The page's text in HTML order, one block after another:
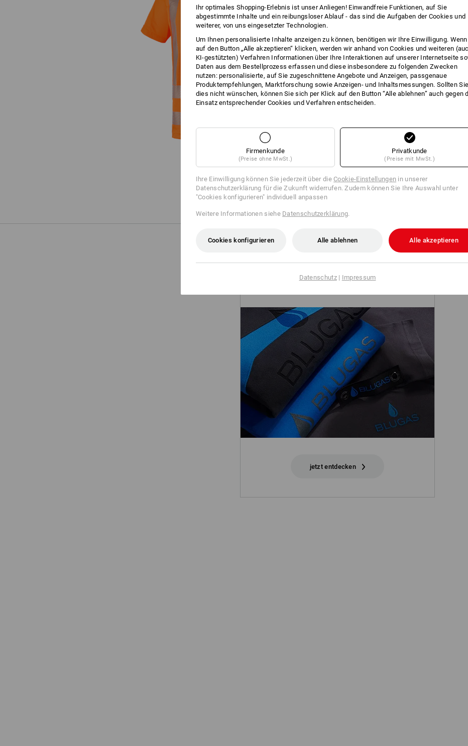
Oberstoff 100% Polyester (ca. 150 g/m²)
Pflegehinweise:
Nicht im Trockner trocknen
Nicht trockenreinigen
Klicken Sie auf den Button "Datenblatt" für
Datenblatt
Personalisierung:
LOGOSERVICE
jetzt entdecken
Ihr optimales Shopping-Erlebnis ist unser Anliegen! Einwandfreie Funktionen, auf Sie
abgestimmte Inhalte und ein reibungsloser Ablauf - das sind die Aufgaben der Cookies und
weiterer, von uns eingesetzter Technologien.
Um Ihnen personalisierte Inhalte anzeigen zu können, benötigen wir Ihre Einwilligung.
auf den Button „Alle akzeptieren“ klicken, werden wir anhand von Cookies und weiteren
KI-gestützten) Verfahren Informationen über Ihre Interaktionen auf unserer Internetseite
Daten aus dem Bestellprozess erfassen und diese insbesondere zu folgenden Zwecken
nutzen: personalisierte, auf Sie zugeschnittene Angebote und Anzeigen, passgenaue
Produktempfehlungen, Marktforschung sowie Anzeigen- und Inhaltsmessungen. Sollten Sie
dies nicht wünschen, können Sie sich per Klick auf den Button “Alle ablehnen” auch gegen
Einsatz entsprechender Cookies und Verfahren entscheiden.
Firmenkunde
(Preise ohne MwSt.)
Privatkunde
(Preise mit MwSt.)
Ihre Einwilligung können Sie jederzeit über dieCookie-Einstellungen in unserer
Datenschutzerklärung für die Zukunft widerrufen. Zudem können Sie Ihre Auswahl unter
"Cookies konfigurieren" individuell anpassen
Weitere Informationen siehe Datenschutzerklärung.
Cookies konfigurieren Alle ablehnen Alle akzeptieren
Datenschutz| Impressum